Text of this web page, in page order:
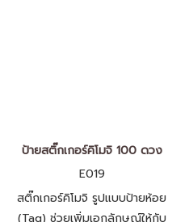
ป้ายสติ๊กเกอร์คิโมจิ 100 ดวง
E019
สติ๊กเกอร์คิโมจิ รูปแบบป้ายห้อย
(Tag) ช่วยเพิ่มเอกลักษณ์ให้กับ